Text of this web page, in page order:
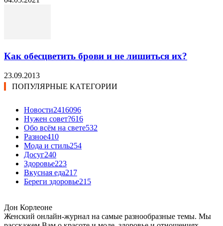
Как обесцветить брови и не лишиться их?
23.09.2013
ПОПУЛЯРНЫЕ КАТЕГОРИИ
Новости2416096
Нужен совет?616
Обо всём на свете532
Разное410
Мода и стиль254
Досуг240
Здоровье223
Вкусная еда217
Береги здоровье215
Дон Корлеоне
Женский онлайн-журнал на самые разнообразные темы. Мы